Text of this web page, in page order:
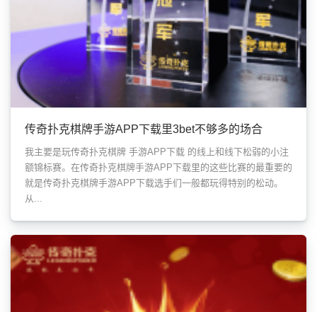
传奇扑克棋牌手游APP下载里3bet不够多的场合
我主要是玩传奇扑克棋牌 手游APP下载 的线上和线下松弱的小注
额锦标赛。在传奇扑克棋牌手游APP下载里的这些比赛的最重要的
就是传奇扑克棋牌手游APP下载选手们一般都玩得特别的松动。
从...